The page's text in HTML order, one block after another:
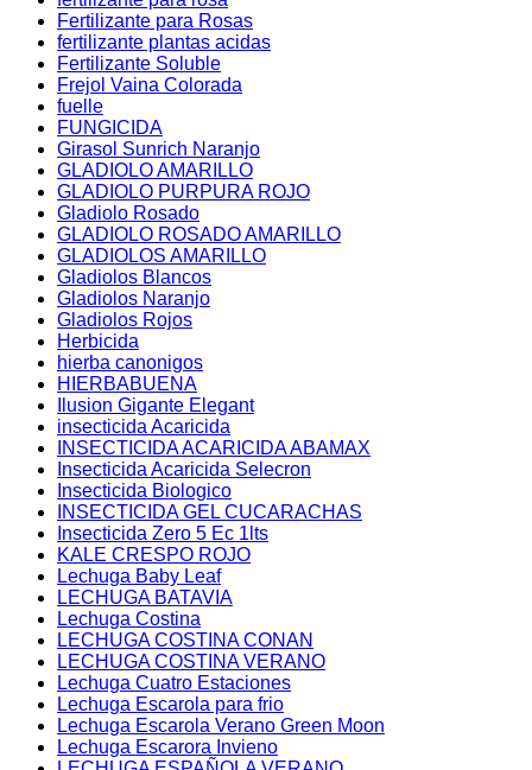
Fertilizante para Rosas
fertilizante plantas acidas
Fertilizante Soluble
Frejol Vaina Colorada
fuelle
FUNGICIDA
Girasol Sunrich Naranjo
GLADIOLO AMARILLO
GLADIOLO PURPURA ROJO
Gladiolo Rosado
GLADIOLO ROSADO AMARILLO
GLADIOLOS AMARILLO
Gladiolos Blancos
Gladiolos Naranjo
Gladiolos Rojos
Herbicida
hierba canonigos
HIERBABUENA
Ilusion Gigante Elegant
insecticida Acaricida
INSECTICIDA ACARICIDA ABAMAX
Insecticida Acaricida Selecron
Insecticida Biologico
INSECTICIDA GEL CUCARACHAS
Insecticida Zero 5 Ec 1lts
KALE CRESPO ROJO
Lechuga Baby Leaf
LECHUGA BATAVIA
Lechuga Costina
LECHUGA COSTINA CONAN
LECHUGA COSTINA VERANO
Lechuga Cuatro Estaciones
Lechuga Escarola para frio
Lechuga Escarola Verano Green Moon
Lechuga Escarora Invieno